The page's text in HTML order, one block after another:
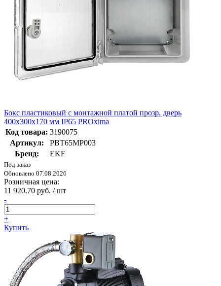
Бокс пластиковый с монтажной платой прозр. дверь
400х300х170 мм IP65 PROxima
Код товара: 3190075
Артикул:
PBT65MP003
Бренд:
EKF
Под заказ
Обновлено 07.08.2026
Розничная цена:
11 920.70 руб. / шт
-
+
Купить